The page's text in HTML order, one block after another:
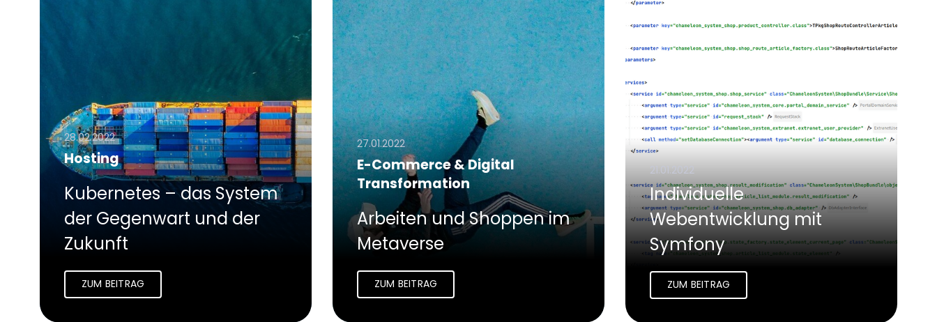
28.02.2022
Hosting
Kubernetes – das System
der Gegenwart und der
Zukunft
ZUM BEITRAG
27.01.2022
E-Commerce & Digital
Transformation
Arbeiten und Shoppen im
Metaverse
ZUM BEITRAG
21.01.2022
Individuelle
Webentwicklung mit
Symfony
ZUM BEITRAG